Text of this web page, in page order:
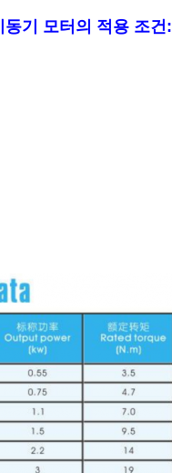
기 모터의 적용 조건: